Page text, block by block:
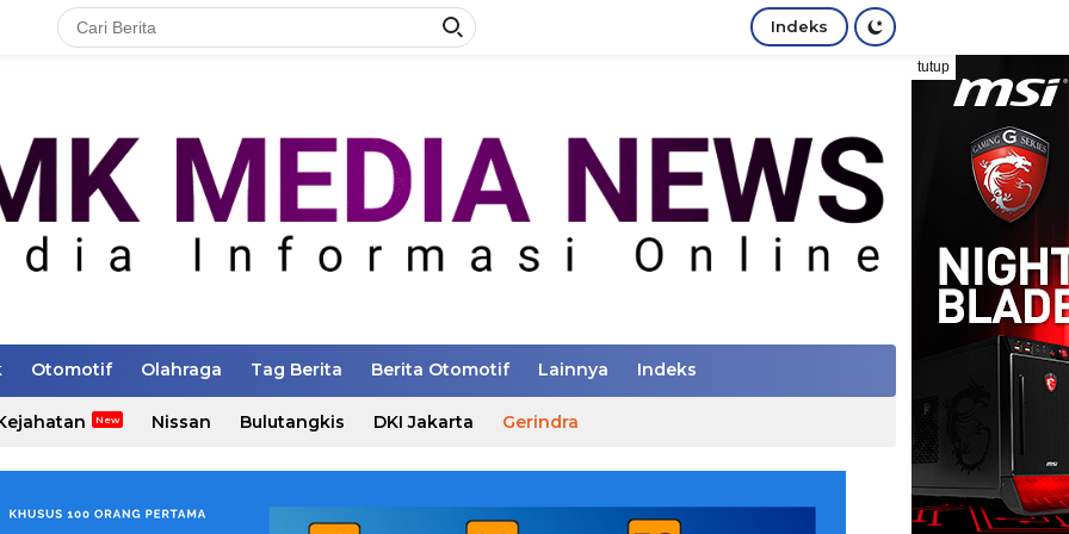
Indeks
tutup
Otomotif Olahraga Tag Berita Berita Otomotif Lainnya Indeks
Nissan Bulutangkis DKI Jakarta Gerindra